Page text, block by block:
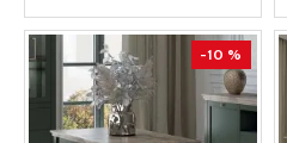
-10 %